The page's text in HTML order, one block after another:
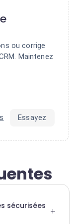
ou corrige
Maintenez
Essayez
sécurisées +